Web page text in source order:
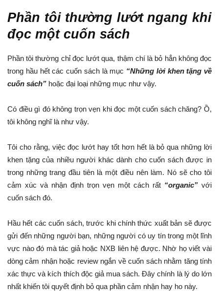
Phần tôi thường lướt ngang khi
đọc một cuốn sách
Phần tôi thường chỉ đọc lướt qua, thậm chí là bỏ hẳn không đọc
trong hầu hết các cuốn sách là mục “Những lời khen tặng về
cuốn sách” hoặc đại loại những mục như vậy.
Có điều gì đó không trọn vẹn khi đọc một cuốn sách chăng? Ồ,
tôi không nghĩ là như vậy.
Tôi cho rằng, việc đọc lướt hay tốt hơn hết là bỏ qua những lời
khen tặng của nhiều người khác dành cho cuốn sách được in
trong những trang đầu tiên là một điều nên làm. Nó sẽ cho tôi
cảm xúc và nhận định trọn vẹn một cách rất “organic” với
cuốn sách đó.
Hầu hết các cuốn sách, trước khi chính thức xuất bản sẽ được
gửi đến những người bạn, những người có uy tín trong một lĩnh
vực nào đó mà tác giả hoặc NXB liên hệ được. Nhờ họ viết vài
dòng cảm nhận hoặc review ngắn về cuốn sách nhằm tăng tính
xác thực và kích thích độc giả mua sách. Đây chính là lý do lớn
nhất khiến tôi quyết định bỏ qua phần cảm nhận hay ho này.